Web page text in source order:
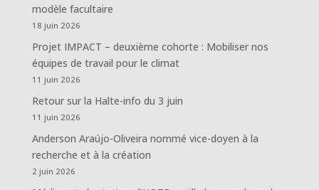
modèle facultaire
18 juin 2026
Projet IMPACT – deuxième cohorte : Mobiliser nos
équipes de travail pour le climat
11 juin 2026
Retour sur la Halte-info du 3 juin
11 juin 2026
Anderson Araújo-Oliveira nommé vice-doyen à la
recherche et à la création
2 juin 2026